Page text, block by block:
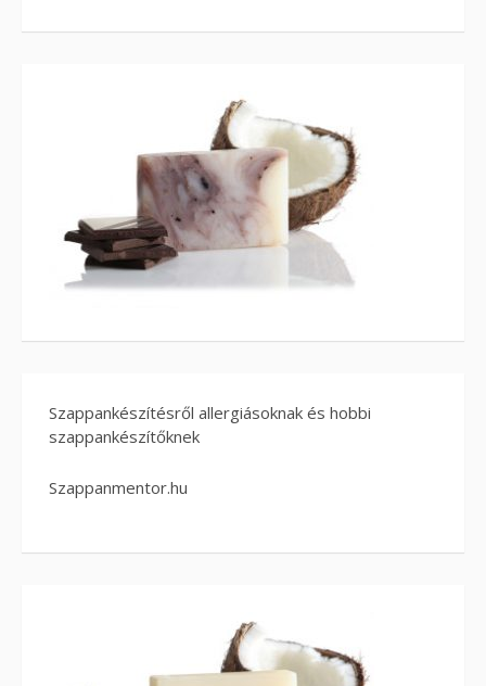
Szappankészítésről allergiásoknak és hobbi
szappankészítőknek
Szappanmentor.hu